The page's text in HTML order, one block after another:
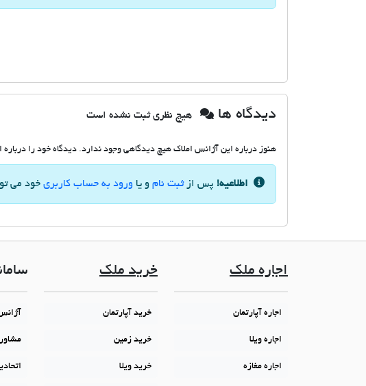
دیدگاه ها هیچ نظری ثبت نشده است
هنوز درباره این آژانس املاک هیچ دیدگاهی وجود ندارد. دیدگاه خود را درباره
اطلاعیه! پس ازثبت نام و یا ورود به حساب کاربری خود می
اجاره ملک
اجاره آپارتمان
اجاره ویلا
اجاره مغازه
خرید ملک
خرید آپارتمان
خرید زمین
خرید ویلا